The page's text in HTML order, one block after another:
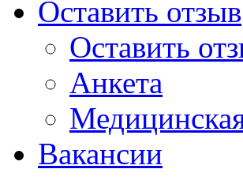
Оставить отзыв
Оставить
Анкета
Вакансии